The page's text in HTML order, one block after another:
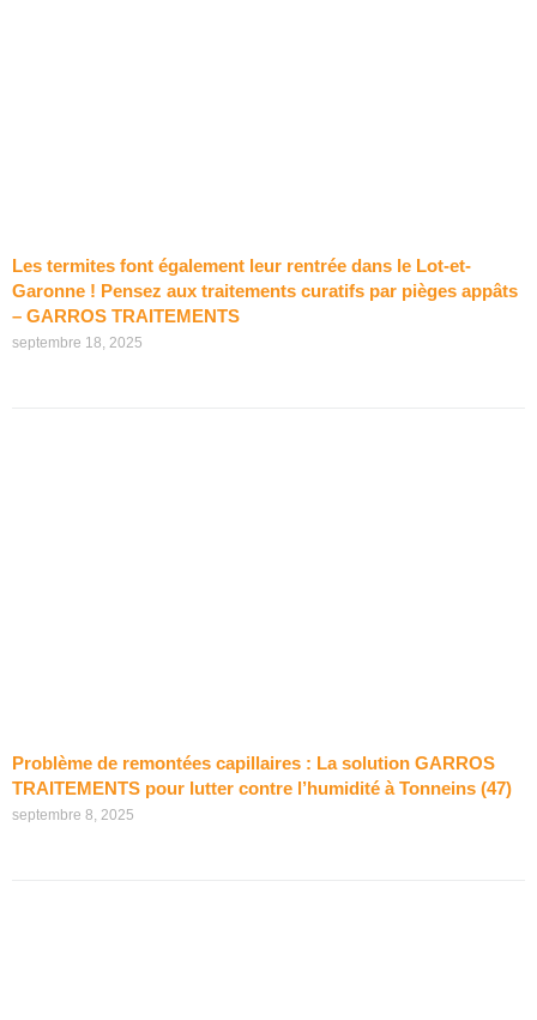
Les termites font également leur rentrée dans le Lot-et-
Garonne ! Pensez aux traitements curatifs par pièges appâts
– GARROS TRAITEMENTS
septembre 18, 2025
Problème de remontées capillaires : La solution GARROS
TRAITEMENTS pour lutter contre l’humidité à Tonneins (47)
septembre 8, 2025